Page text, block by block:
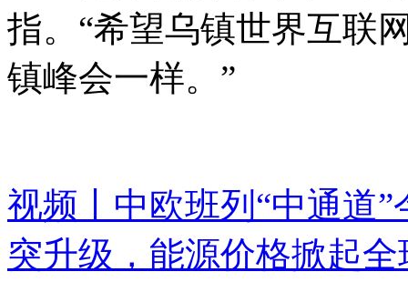
指。“希望乌镇世界互联
镇峰会一样。”
视频丨中欧班列“中通道
突升级，能源价格掀起